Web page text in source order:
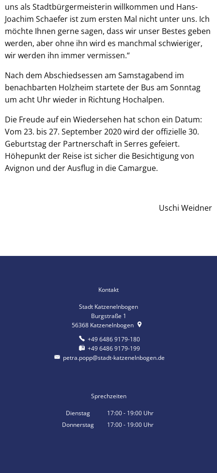
uns als Stadtbürgermeisterin willkommen und Hans-
Joachim Schaefer ist zum ersten Mal nicht unter uns. Ich
möchte Ihnen gerne sagen, dass wir unser Bestes geben
werden, aber ohne ihn wird es manchmal schwieriger,
wir werden ihn immer vermissen.“
Nach dem Abschiedsessen am Samstagabend im
benachbarten Holzheim startete der Bus am Sonntag
um acht Uhr wieder in Richtung Hochalpen.
Die Freude auf ein Wiedersehen hat schon ein Datum:
Vom 23. bis 27. September 2020 wird der offizielle 30.
Geburtstag der Partnerschaft in Serres gefeiert.
Höhepunkt der Reise ist sicher die Besichtigung von
Avignon und der Ausflug in die Camargue.
Uschi Weidner
Kontakt
Stadt Katzenelnbogen
Burgstraße 1
56368 Katzenelnbogen
+49 6486 9179-180
+49 6486 9179-199
petra.popp@stadt-katzenelnbogen.de
Sprechzeiten
Dienstag 17:00- 19:00 Uhr
Von 17:00 bis 19:00 Uhr
Donnerstag 17:00- 19:00 Uhr